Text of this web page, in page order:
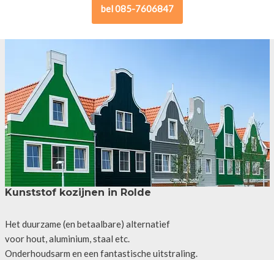
bel 085-7606847
Kunststof kozijnen in Rolde
Het duurzame (en betaalbare) alternatief
voor hout, aluminium, staal etc.
Onderhoudsarm en een fantastische uitstraling.